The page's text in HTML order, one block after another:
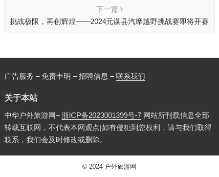
下一篇
挑战极限，再创辉煌——2024元谋县汽摩越野挑战赛即将开赛
广告服务 – 免责申明 – 招聘信息 –联系我们
关于本站
中华户外旅游网–浙ICP备2023001399号-7网站所刊载信息全部
转载互联网，不代表本网观点|如有侵犯到您权利，请与我们取得
联系，我们会及时修改或删除。
© 2024 户外旅游网